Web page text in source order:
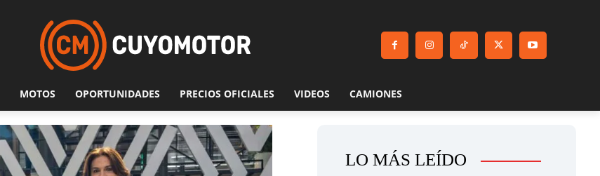
MOTOS OPORTUNIDADES PRECIOS OFICIALES VIDEOS CAMIONES
LO MÁS LEÍDO